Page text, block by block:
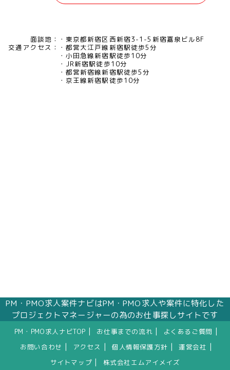
面談地：
東京都新宿区西新宿3-1-5新宿嘉泉ビル8F
交通アクセス：
都営大江戸線新宿駅徒歩5分
小田急線新宿駅徒歩10分
JR新宿駅徒歩10分
都営新宿線新宿駅徒歩5分
京王線新宿駅徒歩10分
PM・PMO求人案件ナビはPM・PMO求人や案件に特化した
プロジェクトマネージャーの為のお仕事探しサイトです
PM・PMO求人ナビTOP お仕事までの流れ よくあるご質問
お問い合わせ アクセス 個人情報保護方針 運営会社
サイトマップ 株式会社エムアイメイズ